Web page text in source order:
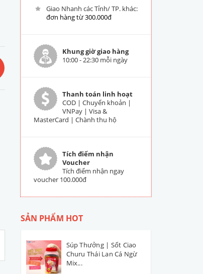
Giao Nhanh các Tỉnh/ TP. khác:
đơn hàng từ 300.000đ
Khung giờ giao hàng
10:00 - 22:30 mỗi ngày
Thanh toán linh hoạt
COD | Chuyển khoản |
VNPay | Visa &
MasterCard | Chành thu hộ
Tích điểm nhận
Voucher
Tích điểm nhận ngay
voucher 100.000đ
SẢN PHẨM HOT
Súp Thưởng | Sốt Ciao
Churu Thái Lan Cá Ngừ
Mix...